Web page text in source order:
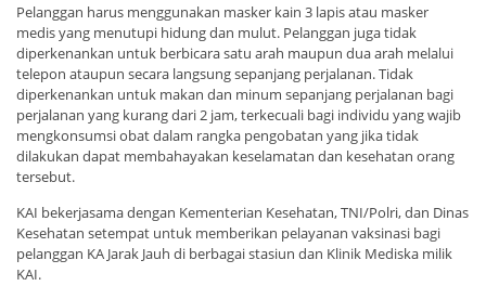
Pelanggan harus menggunakan masker kain 3 lapis atau masker
medis yang menutupi hidung dan mulut. Pelanggan juga tidak
diperkenankan untuk berbicara satu arah maupun dua arah melalui
telepon ataupun secara langsung sepanjang perjalanan. Tidak
diperkenankan untuk makan dan minum sepanjang perjalanan bagi
perjalanan yang kurang dari 2 jam, terkecuali bagi individu yang wajib
mengkonsumsi obat dalam rangka pengobatan yang jika tidak
dilakukan dapat membahayakan keselamatan dan kesehatan orang
tersebut.
KAI bekerjasama dengan Kementerian Kesehatan, TNI/Polri, dan Dinas
Kesehatan setempat untuk memberikan pelayanan vaksinasi bagi
pelanggan KA Jarak Jauh di berbagai stasiun dan Klinik Mediska milik
KAI.